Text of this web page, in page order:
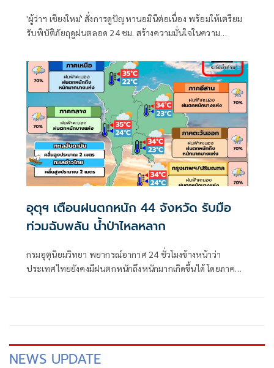
'ผู้ว่าฯ เชียงใหม่' สั่งการดูปัญหานอมินีต่อเนื่อง พร้อมให้เตรียม
รับพิบัติภัยฤดูฝนตลอด 24 ชม. สร้างความมั่นใจในความ
อุตุฯ เตือนฝนตกหนัก 44 จังหวัด รับมือ
ท่วมฉับพลัน น้ำป่าไหลหลาก
กรมอุตุนิยมวิทยา พยากรณ์อากาศ 24 ชั่วโมงข้างหน้าว่า
ประเทศไทยยังคงมีฝนตกหนักถึงหนักมากเกิดขึ้นได้ โดยภาค
NEWS UPDATE